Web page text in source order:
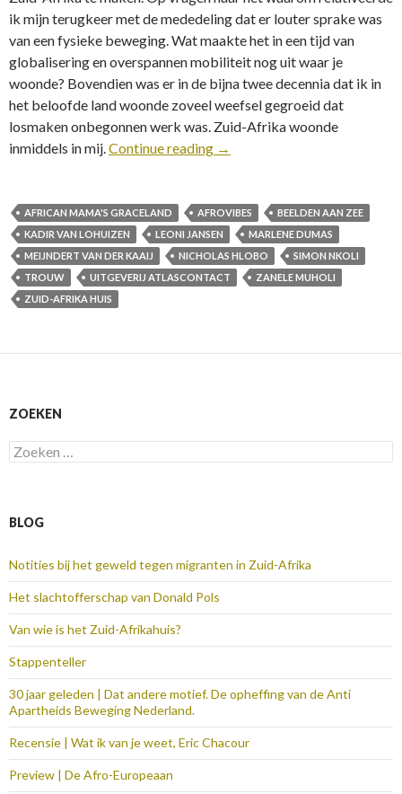
ik mijn terugkeer met de mededeling dat er louter sprake was
van een fysieke beweging. Wat maakte het in een tijd van
globalisering en overspannen mobiliteit nog uit waar je
woonde? Bovendien was er in de bijna twee decennia dat ik in
het beloofde land woonde zoveel weefsel gegroeid dat
losmaken onbegonnen werk was. Zuid-Afrika woonde
inmiddels in mij.Continue reading →
AFRICAN MAMA'S GRACELAND AFROVIBES
BEELDEN AAN ZEE
KADIR VAN LOHUIZEN
LEONI JANSEN
MARLENE DUMAS
MEIJNDERT VAN DER KAAIJ
NICHOLAS HLOBO
SIMON NKOLI
TROUW
UITGEVERIJ ATLASCONTACT
ZANELE MUHOLI
ZUID-AFRIKA HUIS
ZOEKEN
Zoeken
naar:
BLOG
Notities bij het geweld tegen migranten in Zuid-Afrika
Het slachtofferschap van Donald Pols
Van wie is het Zuid-Afrikahuis?
Stappenteller
30 jaar geleden | Dat andere motief. De opheffing van de Anti
Apartheids Beweging Nederland.
Recensie | Wat ik van je weet, Eric Chacour
Preview | De Afro-Europeaan